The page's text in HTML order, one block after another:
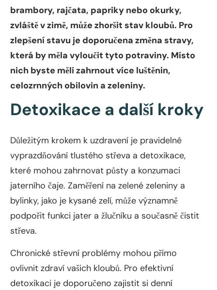
brambory, rajčata, papriky nebo okurky,
zvláště v zimě, může zhoršit stav kloubů. Pro
zlepšení stavu je doporučena změna stravy,
která by měla vyloučit tyto potraviny. Místo
nich byste měli zahrnout více luštěnin,
celozrnných obilovin a zeleniny.
Detoxikace a další kroky
Důležitým krokem k uzdravení je pravidelné
vyprazdňování tlustého střeva a detoxikace,
které mohou zahrnovat půsty a konzumaci
jaterního čaje. Zaměření na zelené zeleniny a
bylinky, jako je kysané zelí, může významně
podpořit funkci jater a žlučníku a současně čistit
střeva.
Chronické střevní problémy mohou přímo
ovlivnit zdraví vašich kloubů. Pro efektivní
detoxikaci je doporučeno zajistit si denní